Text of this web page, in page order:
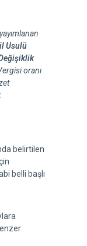
Usulü
oranı
belirtilen
belli başlı